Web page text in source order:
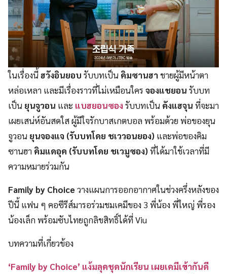
ในเรื่องนี้ฮวังอินยอบ รับบทเป็น คิมซานฮาชายผู้มีหน้าตา
หล่อเหลา และมีเรื่องราวที่ไม่เหมือนใคร จองแชยอน รับบท
เป็น ยุนจูวอน และ แบฮยอนซองรับบทเป็น คังแฮจุน ที่จะมา
เผยเสน่ห์อันสดใส ผู้มีใจรักบาสเกตบอล พร้อมด้วย พ่อของยุน
จูวอน ยุนจองแจ (รับบทโดย ชเววอนยอง) และพ่อของคิม
ซานฮา คิมแดอุค (รับบทโดย ชเวมูซอง)ที่ได้มาใช้เวลาที่มี
ความหมายร่วมกัน
Family by Choiceวางแผนการออกอากาศในช่วงครึ่งหลังของ
ปีนี้ แฟน ๆ คอซีรีส์มารอร่วมชมเคมีของ 3 พี่น้อง พี่ใหญ่ พี่รอง
น้องเล็ก พร้อมซับไทยถูกลิขสิทธิ์ได้ที่ Viu
บทความที่เกี่ยวข้อง
‘Family by Choice’ แง้มลุคชุดนักเรียน เผยเคมีเข้ากันดี